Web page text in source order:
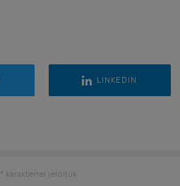
LINKEDIN
* karakterrel jelöltük